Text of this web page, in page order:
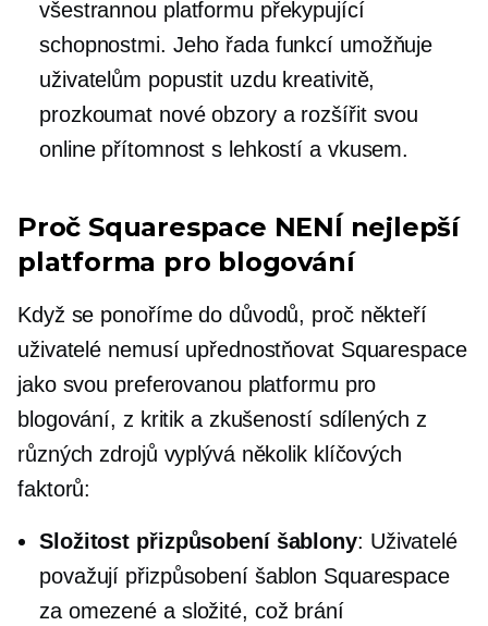
všestrannou platformu překypující
schopnostmi. Jeho řada funkcí umožňuje
uživatelům popustit uzdu kreativitě,
prozkoumat nové obzory a rozšířit svou
online přítomnost s lehkostí a vkusem.
Proč Squarespace NENÍ nejlepší
platforma pro blogování
Když se ponoříme do důvodů, proč někteří
uživatelé nemusí upřednostňovat Squarespace
jako svou preferovanou platformu pro
blogování, z kritik a zkušeností sdílených z
různých zdrojů vyplývá několik klíčových
faktorů:
Složitost přizpůsobení šablony: Uživatelé
považují přizpůsobení šablon Squarespace
za omezené a složité, což brání